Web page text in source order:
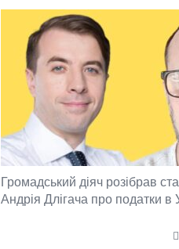
Громадський діяч розібрав
Андрія Длігача про податки в